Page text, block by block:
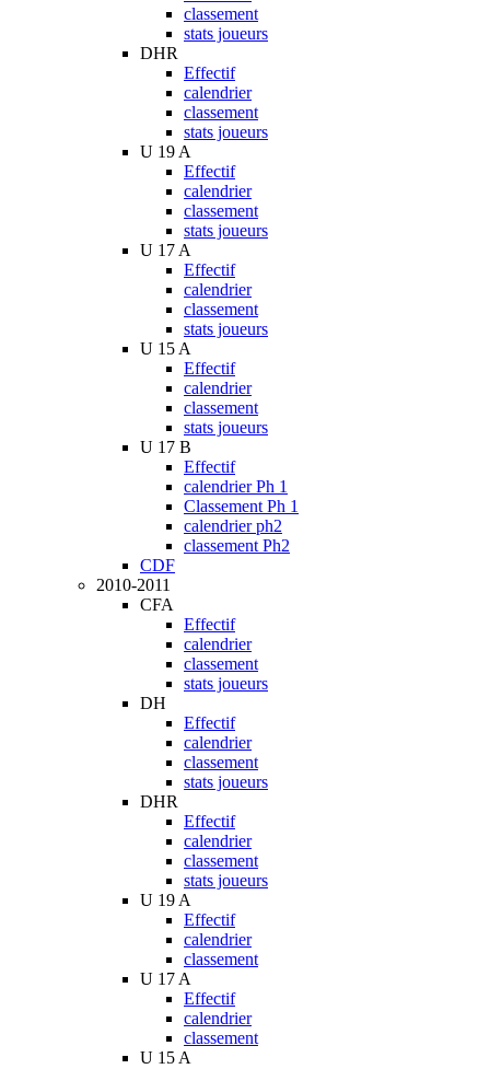
classement
stats joueurs
DHR
Effectif
calendrier
classement
stats joueurs
U 19 A
Effectif
calendrier
classement
stats joueurs
U 17 A
Effectif
calendrier
classement
stats joueurs
U 15 A
Effectif
calendrier
classement
stats joueurs
U 17 B
Effectif
calendrier Ph 1
Classement Ph 1
calendrier ph2
classement Ph2
CDF
2010-2011
CFA
Effectif
calendrier
classement
stats joueurs
DH
Effectif
calendrier
classement
stats joueurs
DHR
Effectif
calendrier
classement
stats joueurs
U 19 A
Effectif
calendrier
classement
U 17 A
Effectif
calendrier
classement
U 15 A